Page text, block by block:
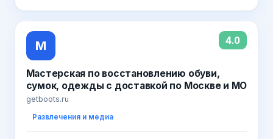
М 4.0
Мастерская по восстановлению обуви,
сумок, одежды с доставкой по Москве и МО
getboots.ru
Развлечения и медиа